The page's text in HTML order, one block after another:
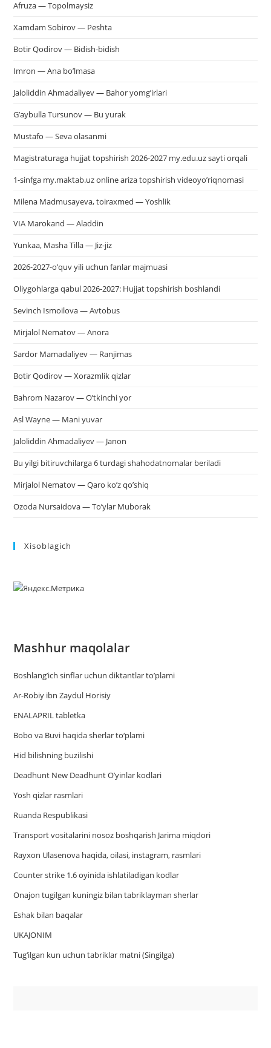
Afruza — Topolmaysiz
Xamdam Sobirov — Peshta
Botir Qodirov — Bidish-bidish
Imron — Ana bo’lmasa
Jaloliddin Ahmadaliyev — Bahor yomg’irlari
G’aybulla Tursunov — Bu yurak
Mustafo — Seva olasanmi
Magistraturaga hujjat topshirish 2026-2027 my.edu.uz sayti orqali
1-sinfga my.maktab.uz online ariza topshirish videoyo’riqnomasi
Milena Madmusayeva, toiraxmed — Yoshlik
VIA Marokand — Aladdin
Yunkaa, Masha Tilla — Jiz-jiz
2026-2027-o’quv yili uchun fanlar majmuasi
Oliygohlarga qabul 2026-2027: Hujjat topshirish boshlandi
Sevinch Ismoilova — Avtobus
Mirjalol Nematov — Anora
Sardor Mamadaliyev — Ranjimas
Botir Qodirov — Xorazmlik qizlar
Bahrom Nazarov — O’tkinchi yor
Asl Wayne — Mani yuvar
Jaloliddin Ahmadaliyev — Janon
Bu yilgi bitiruvchilarga 6 turdagi shahodatnomalar beriladi
Mirjalol Nematov — Qaro ko’z qo’shiq
Ozoda Nursaidova — To’ylar Muborak
Xisoblagich
Mashhur maqolalar
Boshlang’ich sinflar uchun diktantlar to’plami
Ar-Robiy ibn Zaydul Horisiy
ENALAPRIL tabletka
Bobo va Buvi haqida sherlar to‘plami
Hid bilishning buzilishi
Deadhunt New Deadhunt O’yinlar kodlari
Yosh qizlar rasmlari
Ruanda Respublikasi
Trаnsport vositаlаrini nosoz boshqаrish Jаrimа miqdori
Rayxon Ulasenova haqida, oilasi, instagram, rasmlari
Counter strike 1.6 oyinida ishlatiladigan kodlar
Onajon tugilgan kuningiz bilan tabriklayman sherlar
Eshak bilan baqalar
UKAJONIM
Tug‘ilgan kun uchun tabriklar matni (Singilga)